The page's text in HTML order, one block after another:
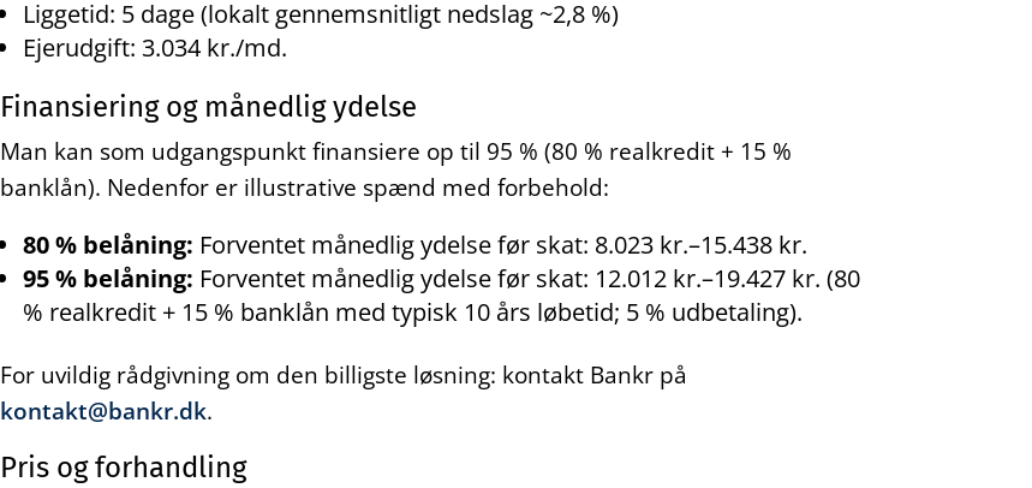
Liggetid: 5 dage (lokalt gennemsnitligt nedslag ~2,8 %)
Ejerudgift: 3.034 kr./md.
Finansiering og månedlig ydelse
Man kan som udgangspunkt finansiere op til 95 % (80 % realkredit + 15 %
banklån). Nedenfor er illustrative spænd med forbehold:
80 % belåning: Forventet månedlig ydelse før skat: 8.023 kr.–15.438 kr.
95 % belåning: Forventet månedlig ydelse før skat: 12.012 kr.–19.427 kr. (80
% realkredit + 15 % banklån med typisk 10 års løbetid; 5 % udbetaling).
For uvildig rådgivning om den billigste løsning: kontakt Bankr på
kontakt@bankr.dk.
Pris og forhandling